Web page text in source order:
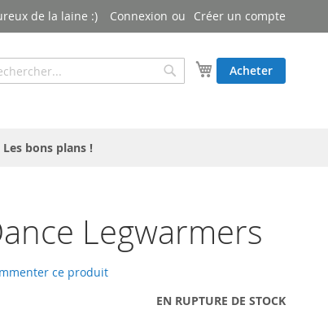
de la laine :) Connexion Créer un compte
Mon panier
Acheter
Rechercher
Les bons plans !
Legwarmers
ce produit
EN RUPTURE DE STOCK